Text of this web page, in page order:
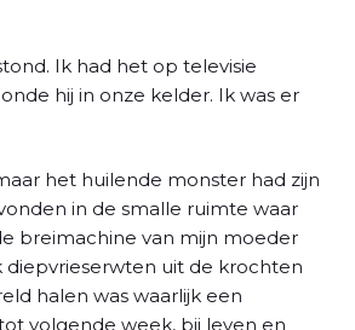
Ik had het op televisie
hij in onze kelder. Ik was er
het huilende monster had zijn
in de smalle ruimte waar
breimachine van mijn moeder
diepvrieserwten uit de krochten
halen was waarlijk een
volgende week, bij leven en